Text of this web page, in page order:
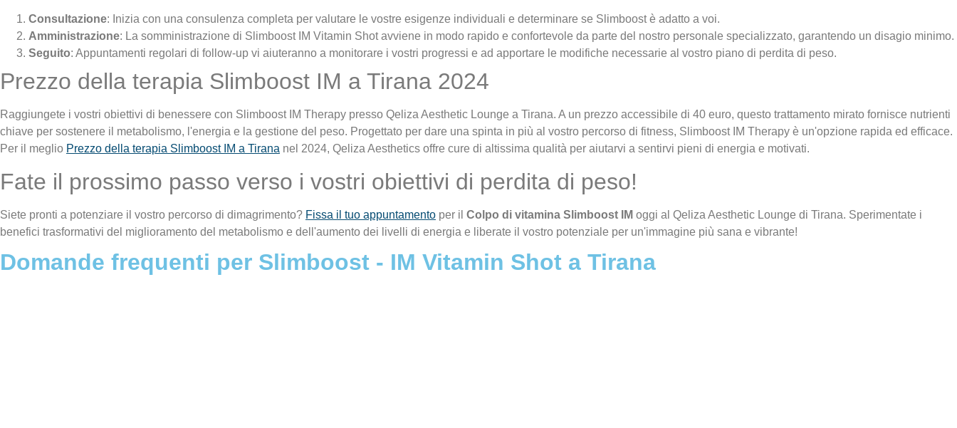
Consultazione: Inizia con una consulenza completa per valutare le vostre esigenze individuali e determinare se Slimboost è adatto a voi.
Amministrazione: La somministrazione di Slimboost IM Vitamin Shot avviene in modo rapido e confortevole da parte del nostro personale specializzato, garantendo un disagio minimo.
Seguito: Appuntamenti regolari di follow-up vi aiuteranno a monitorare i vostri progressi e ad apportare le modifiche necessarie al vostro piano di perdita di peso.
Prezzo della terapia Slimboost IM a Tirana 2024
Raggiungete i vostri obiettivi di benessere con Slimboost IM Therapy presso Qeliza Aesthetic Lounge a Tirana. A un prezzo accessibile di 40 euro, questo trattamento mirato fornisce nutrienti
chiave per sostenere il metabolismo, l'energia e la gestione del peso. Progettato per dare una spinta in più al vostro percorso di fitness, Slimboost IM Therapy è un'opzione rapida ed efficace.
Per il meglio Prezzo della terapia Slimboost IM a Tirana nel 2024, Qeliza Aesthetics offre cure di altissima qualità per aiutarvi a sentirvi pieni di energia e motivati.
Fate il prossimo passo verso i vostri obiettivi di perdita di peso!
Siete pronti a potenziare il vostro percorso di dimagrimento? Fissa il tuo appuntamento per il Colpo di vitamina Slimboost IM oggi al Qeliza Aesthetic Lounge di Tirana. Sperimentate i
benefici trasformativi del miglioramento del metabolismo e dell'aumento dei livelli di energia e liberate il vostro potenziale per un'immagine più sana e vibrante!
Domande frequenti per Slimboost - IM Vitamin Shot a Tirana